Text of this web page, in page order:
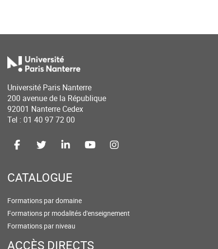
Université Paris Nanterre
200 avenue de la République
92001 Nanterre Cedex
Tel : 01 40 97 72 00
CATALOGUE
Formations par domaine
Formations pr modalités d'enseignement
Formations par niveau
ACCÈS DIRECTS